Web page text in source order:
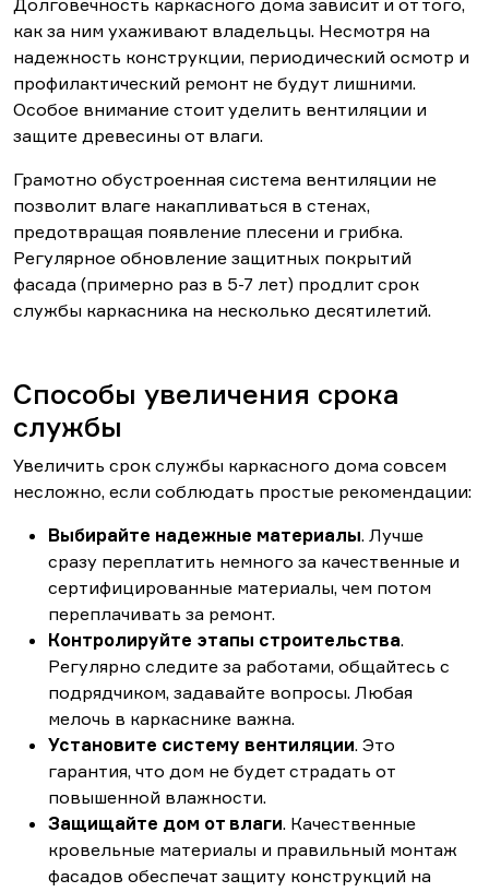
как за ним ухаживают владельцы. Несмотря на
надежность конструкции, периодический осмотр и
профилактический ремонт не будут лишними.
Особое внимание стоит уделить вентиляции и
защите древесины от влаги.
Грамотно обустроенная система вентиляции не
позволит влаге накапливаться в стенах,
предотвращая появление плесени и грибка.
Регулярное обновление защитных покрытий
фасада (примерно раз в 5-7 лет) продлит срок
службы каркасника на несколько десятилетий.
Способы увеличения срока
службы
Увеличить срок службы каркасного дома совсем
несложно, если соблюдать простые рекомендации:
Выбирайте надежные материалы. Лучше
сразу переплатить немного за качественные и
сертифицированные материалы, чем потом
переплачивать за ремонт.
Контролируйте этапы строительства.
Регулярно следите за работами, общайтесь с
подрядчиком, задавайте вопросы. Любая
мелочь в каркаснике важна.
Установите систему вентиляции. Это
гарантия, что дом не будет страдать от
повышенной влажности.
Защищайте дом от влаги. Качественные
кровельные материалы и правильный монтаж
фасадов обеспечат защиту конструкций на